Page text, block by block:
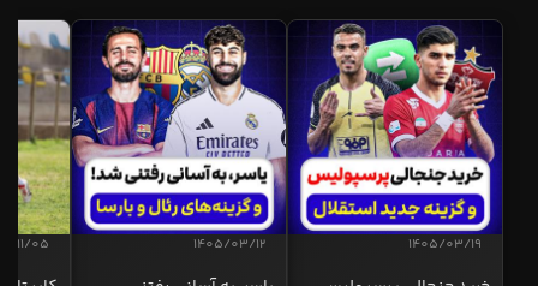
1405/03/19
1405/03/12
11/05